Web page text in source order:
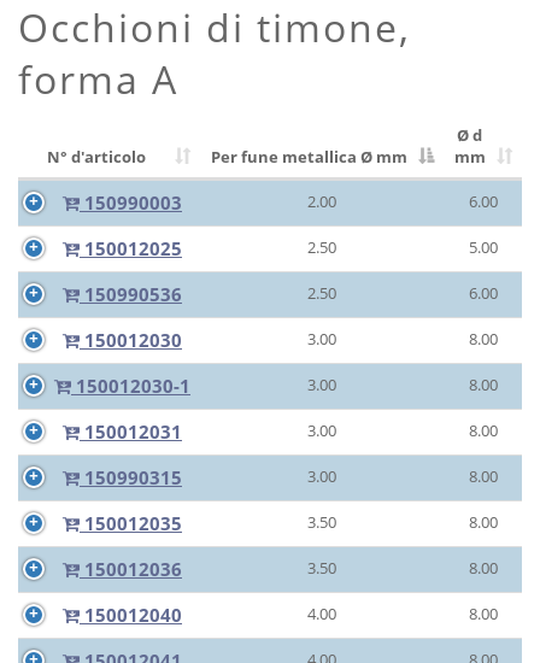
Occhioni di timone,
forma A
N° d'articolo Per fune metallica Ø mm
Ø d
mm
150990003 2.00 6.00
150012025 2.50 5.00
150990536 2.50 6.00
150012030 3.00 8.00
150012030-1 3.00 8.00
150012031 3.00 8.00
150990315 3.00 8.00
150012035 3.50 8.00
150012036 3.50 8.00
150012040 4.00 8.00